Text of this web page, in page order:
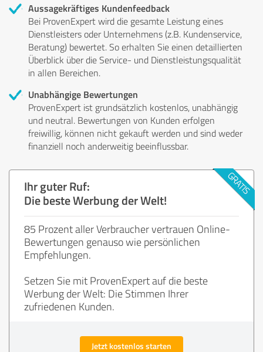
Aussagekräftiges Kundenfeedback
Bei ProvenExpert wird die gesamte Leistung eines
Dienstleisters oder Unternehmens (z.B. Kundenservice,
Beratung) bewertet. So erhalten Sie einen detaillierten
Überblick über die Service- und Dienstleistungsqualität
in allen Bereichen.
Unabhängige Bewertungen
ProvenExpert ist grundsätzlich kostenlos, unabhängig
und neutral. Bewertungen von Kunden erfolgen
freiwillig, können nicht gekauft werden und sind weder
finanziell noch anderweitig beeinflussbar.
Ihr guter Ruf:
Die beste Werbung der Welt!
85 Prozent aller Verbraucher vertrauen Online-
Bewertungen genauso wie persönlichen
Empfehlungen.
Setzen Sie mit ProvenExpert auf die beste
Werbung der Welt: Die Stimmen Ihrer
zufriedenen Kunden.
Jetzt kostenlos starten